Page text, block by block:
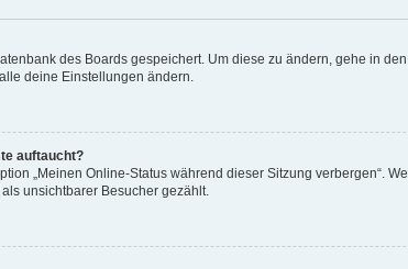
des Boards gespeichert. Um diese zu ändern, gehe in
deine Einstellungen ändern.
auftaucht?
„Meinen Online-Status während dieser Sitzung verbergen“.
unsichtbarer Besucher gezählt.